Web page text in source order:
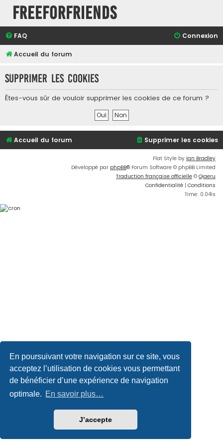
En poursuivant votre navigation sur ce site, vous
acceptez l’utilisation de cookies vous permettant
de bénéficier d’une expérience de navigation
optimale. En savoir plus…
J’accepte
FreeForFriends
FAQ Connexion
Accueil du forum
Supprimer les cookies
Êtes-vous sûr de vouloir supprimer les cookies de ce forum ?
Accueil du forum Supprimer les cookies
Flat Style by Ian Bradley
Développé par phpBB® Forum Software © phpBB Limited
Traduction française officielle © Qiaeru
Confidentialité | Conditions
Time: 0.041s